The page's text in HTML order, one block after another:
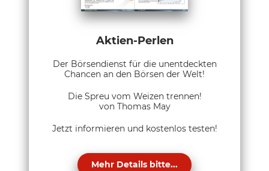
Aktien-Perlen
Der Börsendienst für die unentdeckten
Chancen an den Börsen der Welt!
Die Spreu vom Weizen trennen!
von Thomas May
Jetzt informieren und kostenlos testen!
Mehr Details bitte...